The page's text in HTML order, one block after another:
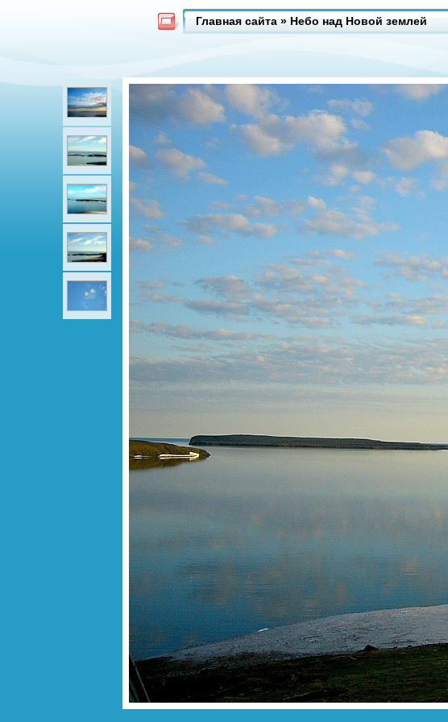
Главная сайта » Небо над Новой землей